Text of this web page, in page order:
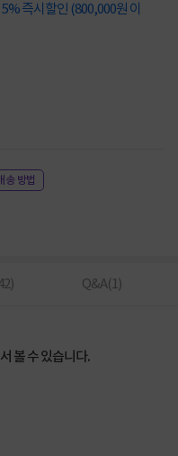
즉시할인 (800,000원 이
송 방법
) Q&A(1)
볼 수 있습니다.